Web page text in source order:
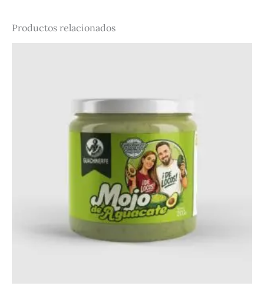
Productos relacionados